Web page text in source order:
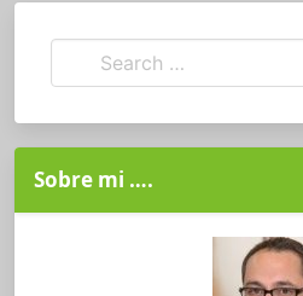
Sobre mi ….